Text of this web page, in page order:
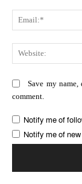
Save my
comment.
Notify me of
Notify me of